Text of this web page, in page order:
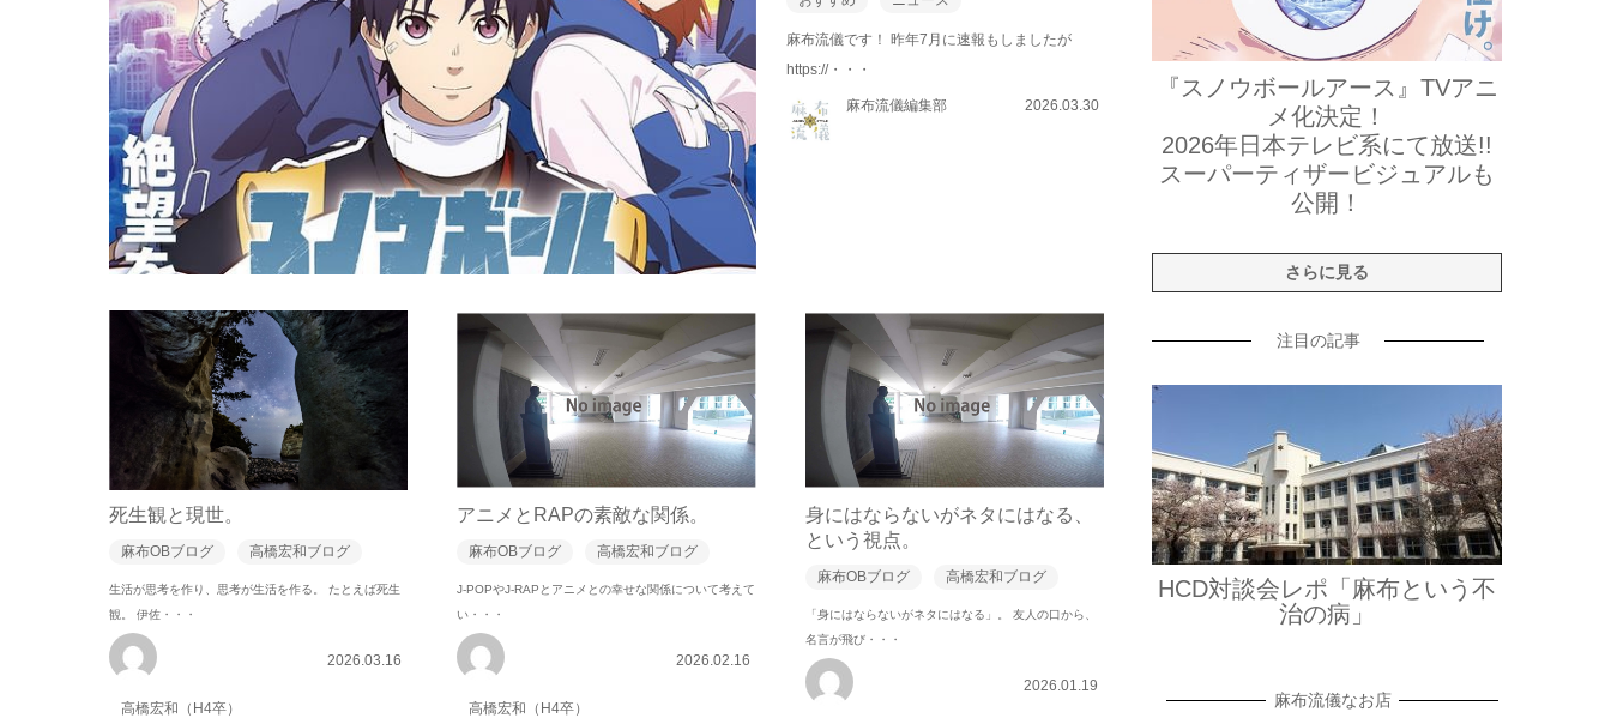
麻布流儀です！ 昨年7月に速報もしましたが
https://・・・
麻布流儀編集部 2026.03.30
死生観と現世。
麻布OBブログ 高橋宏和ブログ
生活が思考を作り、思考が生活を作る。 たとえば死生
観。 伊佐・・・
高橋宏和（H4卒）
2026.03.16
アニメとRAPの素敵な関係。
麻布OBブログ 高橋宏和ブログ
J-POPやJ-RAPとアニメとの幸せな関係について考えて
い・・・
高橋宏和（H4卒）
2026.02.16
身にはならないがネタにはなる、
という視点。
麻布OBブログ 高橋宏和ブログ
「身にはならないがネタにはなる」。 友人の口から、
名言が飛び・・・
2026.01.19
『スノウボールアース』TVアニ
メ化決定！
2026年日本テレビ系にて放送!!
スーパーティザービジュアルも
公開！
さらに見る
注目の記事
HCD対談会レポ「麻布という不
治の病」
麻布流儀なお店